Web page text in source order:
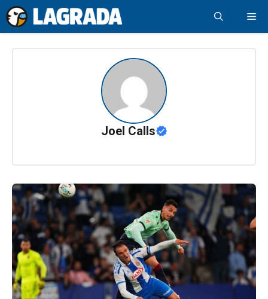
Saltar
al
contenido
Joel Calls